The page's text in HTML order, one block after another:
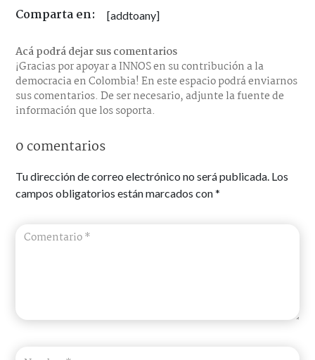
Comparta en: [addtoany]
Acá podrá dejar sus comentarios
¡Gracias por apoyar a INNOS en su contribución a la
democracia en Colombia! En este espacio podrá enviarnos
sus comentarios. De ser necesario, adjunte la fuente de
información que los soporta.
0 comentarios
Tu dirección de correo electrónico no será publicada. Los
campos obligatorios están marcados con*